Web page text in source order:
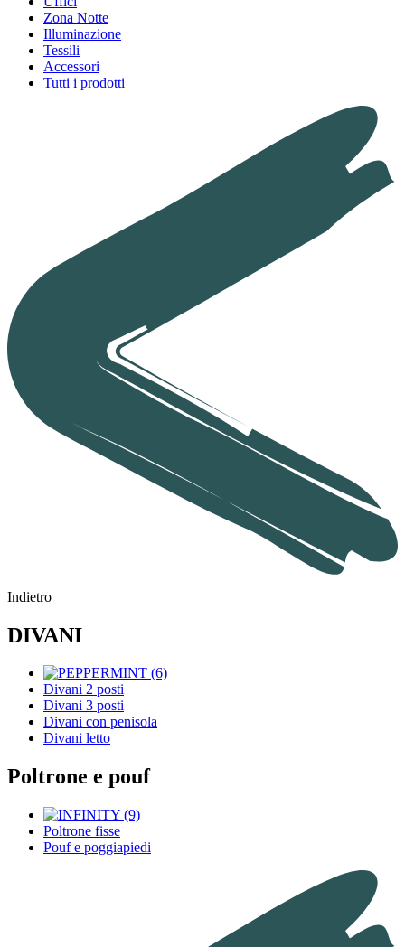
Zona Notte
Illuminazione
Tessili
Accessori
Tutti i prodotti
Indietro
DIVANI
Divani 2 posti
Divani 3 posti
Divani con penisola
Divani letto
Poltrone e pouf
Poltrone fisse
Pouf e poggiapiedi